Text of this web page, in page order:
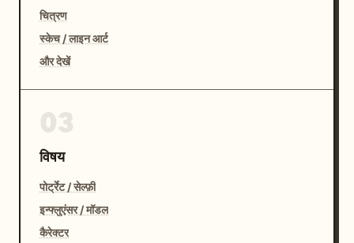
चित्रण
स्केच / लाइन आर्ट
और देखें
विषय
पोर्ट्रेट / सेल्फ़ी
इन्फ्लुएंसर / मॉडल
कैरेक्टर